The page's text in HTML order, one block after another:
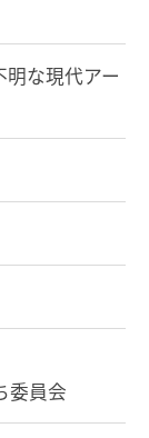
な現代アー
委員会